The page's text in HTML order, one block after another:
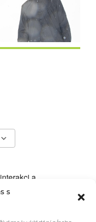
s
a
etabloval jako
komunitě.
jsou dramatické
riffy, komplexní